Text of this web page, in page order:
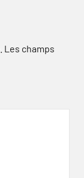
Les champs